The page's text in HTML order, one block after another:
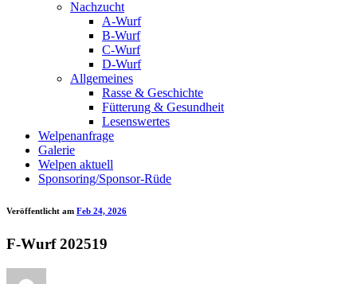
Nachzucht
A-Wurf
B-Wurf
C-Wurf
D-Wurf
Allgemeines
Rasse & Geschichte
Fütterung & Gesundheit
Lesenswertes
Welpenanfrage
Galerie
Welpen aktuell
Sponsoring/Sponsor-Rüde
Veröffentlicht am Feb 24, 2026
F-Wurf 202519